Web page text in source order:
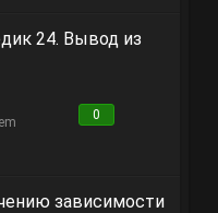
24. Вывод из
0
зависимости